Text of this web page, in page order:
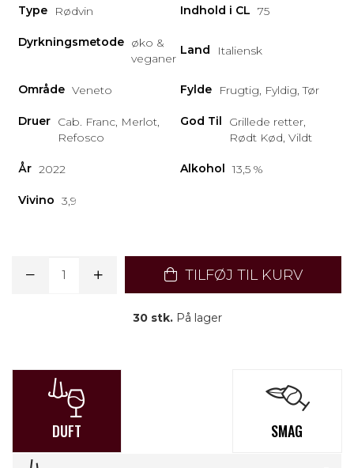
Type Rødvin Indhold i CL 75
Dyrkningsmetode øko &
veganer
Land Italiensk
Område Veneto Fylde Frugtig, Fyldig, Tør
Druer Cab. Franc, Merlot,
Refosco
God Til
Grillede retter,
Rødt Kød, Vildt
År 2022 Alkohol 13,5 %
Vivino 3,9
TILFØJ TIL KURV
30 stk.På lager
DUFT SMAG